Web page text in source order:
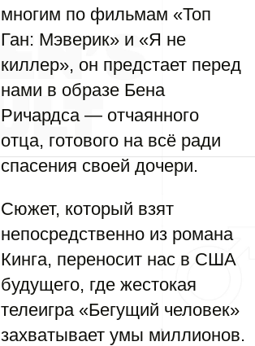
многим по фильмам «Топ
Ган: Мэверик» и «Я не
киллер», он предстает перед
нами в образе Бена
Ричардса — отчаянного
отца, готового на всё ради
спасения своей дочери.
Сюжет, который взят
непосредственно из романа
Кинга, переносит нас в США
будущего, где жестокая
телеигра «Бегущий человек»
захватывает умы миллионов.